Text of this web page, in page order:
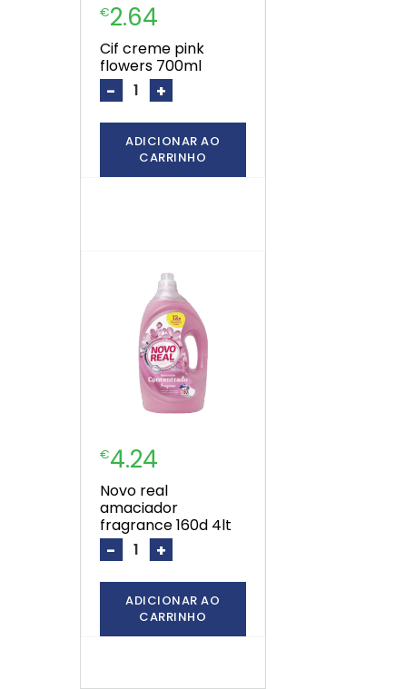
€2.64
cif creme pink
flowers 700ml
- +
ADICIONAR AO
CARRINHO
€4.24
novo real
amaciador
fragrance 160d 4lt
- +
ADICIONAR AO
CARRINHO